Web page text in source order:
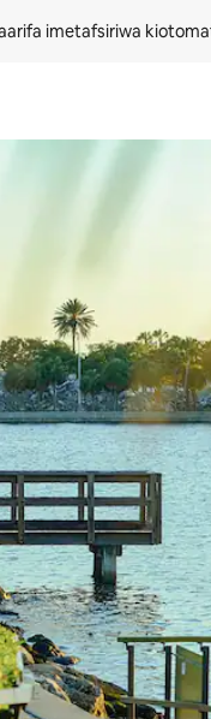
imetafsiriwa
vya juu na chini au